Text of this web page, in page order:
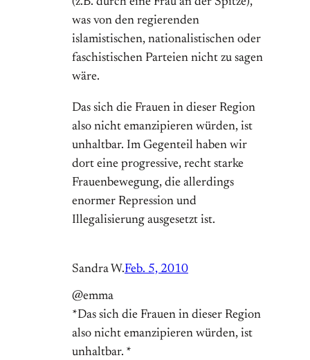
was von den regierenden
islamistischen, nationalistischen oder
faschistischen Parteien nicht zu sagen
wäre.
Das sich die Frauen in dieser Region
also nicht emanzipieren würden, ist
unhaltbar. Im Gegenteil haben wir
dort eine progressive, recht starke
Frauenbewegung, die allerdings
enormer Repression und
Illegalisierung ausgesetzt ist.
Sandra W.Feb. 5, 2010
@emma
*Das sich die Frauen in dieser Region
also nicht emanzipieren würden, ist
unhaltbar. *